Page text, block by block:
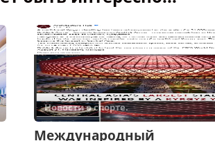
Новости о спорте.
Международный